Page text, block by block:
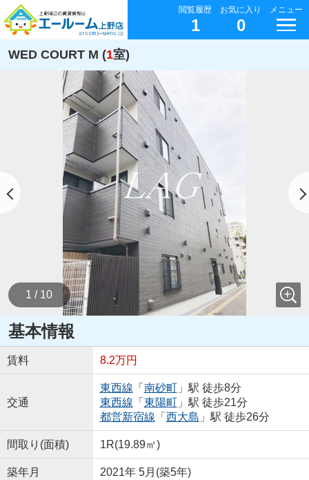
閲覧履歴
1
お気に入り
0
メニュー
WED COURT M (1室)
1 / 10
基本情報
賃料 8.2万円
交通
東西線 「 南砂町」駅 徒歩8分
東西線 「 東陽町」駅 徒歩21分
都営新宿線 「 西大島 」駅 徒歩26分
間取り(面積) 1R(19.89㎡)
築年月 2021年 5月(築5年)